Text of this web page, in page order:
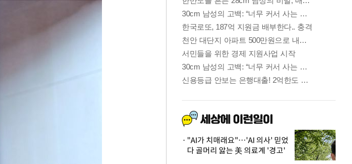
"AI가 치매래요"…'AI 의사' 믿었
다 골머리 앓는 美 의료계 '경고'